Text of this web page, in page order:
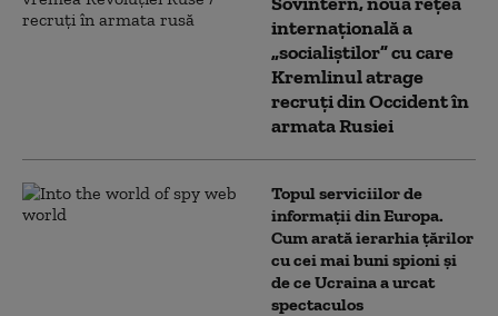
internațională a
„socialiștilor” cu care
Kremlinul atrage
recruți din Occident în
armata Rusiei
Topul serviciilor de
informații din Europa.
Cum arată ierarhia țărilor
cu cei mai buni spioni și
de ce Ucraina a urcat
spectaculos